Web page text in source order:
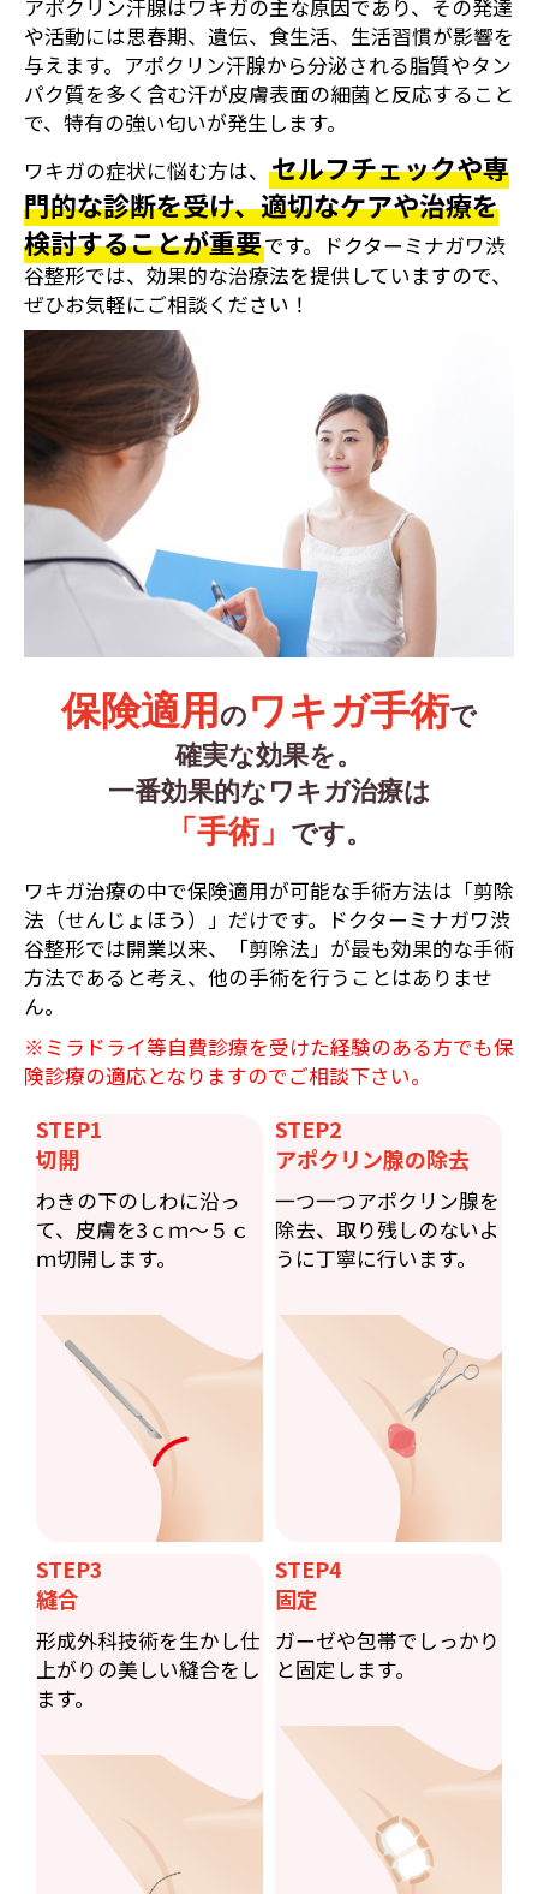
アポクリン汗腺はワキガの主な原因であり、その発達
や活動には思春期、遺伝、食生活、生活習慣が影響を
与えます。アポクリン汗腺から分泌される脂質やタン
パク質を多く含む汗が皮膚表面の細菌と反応すること
で、特有の強い匂いが発生します。
ワキガの症状に悩む方は、 セルフチェックや専
門的な診断を受け、適切なケアや治療を
検討することが重要です。ドクターミナガワ渋
谷整形では、効果的な治療法を提供していますので、
ぜひお気軽にご相談ください！
保険適用のワキガ手術で
確実な効果を。
一番効果的なワキガ治療は
「手術」 です。
ワキガ治療の中で保険適用が可能な手術方法は「剪除
法（せんじょほう）」だけです。ドクターミナガワ渋
谷整形では開業以来、「剪除法」が最も効果的な手術
方法であると考え、他の手術を行うことはありませ
ん。
※ミラドライ等自費診療を受けた経験のある方でも保
険診療の適応となりますのでご相談下さい。
STEP1
切開
わきの下のしわに沿っ
て、皮膚を3ｃｍ〜５ｃ
ｍ切開します。
STEP2
アポクリン腺の除去
一つ一つアポクリン腺を
除去、取り残しのないよ
うに丁寧に行います。
STEP3
縫合
形成外科技術を生かし仕
上がりの美しい縫合をし
ます。
STEP4
固定
ガーゼや包帯でしっかり
と固定します。